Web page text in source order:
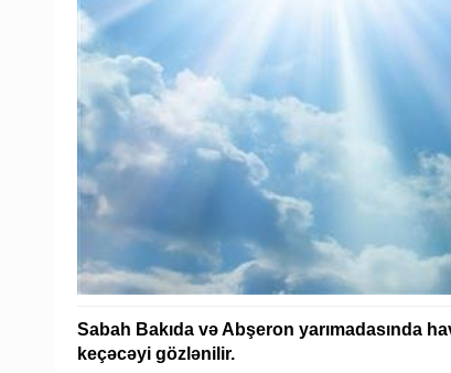
Sabah Bakıda və Abşeron yarımadasında
keçəcəyi gözlənilir.